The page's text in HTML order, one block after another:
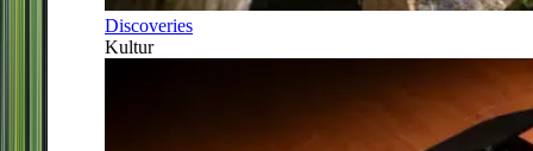
Discoveries
Kultur